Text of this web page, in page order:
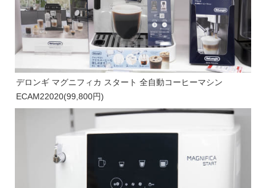
デロンギ マグニフィカ スタート 全自動コーヒーマシン
ECAM22020(99,800円)